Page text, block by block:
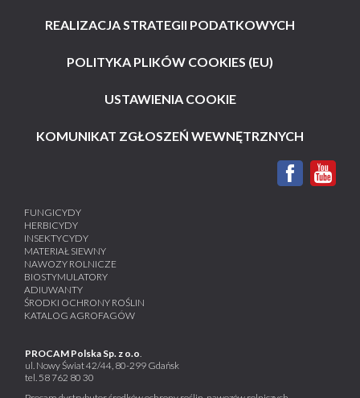
REALIZACJA STRATEGII PODATKOWYCH
POLITYKA PLIKÓW COOKIES (EU)
USTAWIENIA COOKIE
KOMUNIKAT ZGŁOSZEŃ WEWNĘTRZNYCH
FUNGICYDY
HERBICYDY
INSEKTYCYDY
MATERIAŁ SIEWNY
NAWOZY ROLNICZE
BIOSTYMULATORY
ADIUWANTY
ŚRODKI OCHRONY ROŚLIN
KATALOG AGROFAGÓW
PROCAM Polska Sp. z o.o.
ul. Nowy Świat 42/44, 80-299 Gdańsk
tel. 58 762 80 30